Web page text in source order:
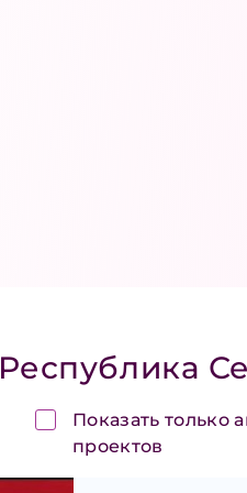
Республика
Показать только
проектов